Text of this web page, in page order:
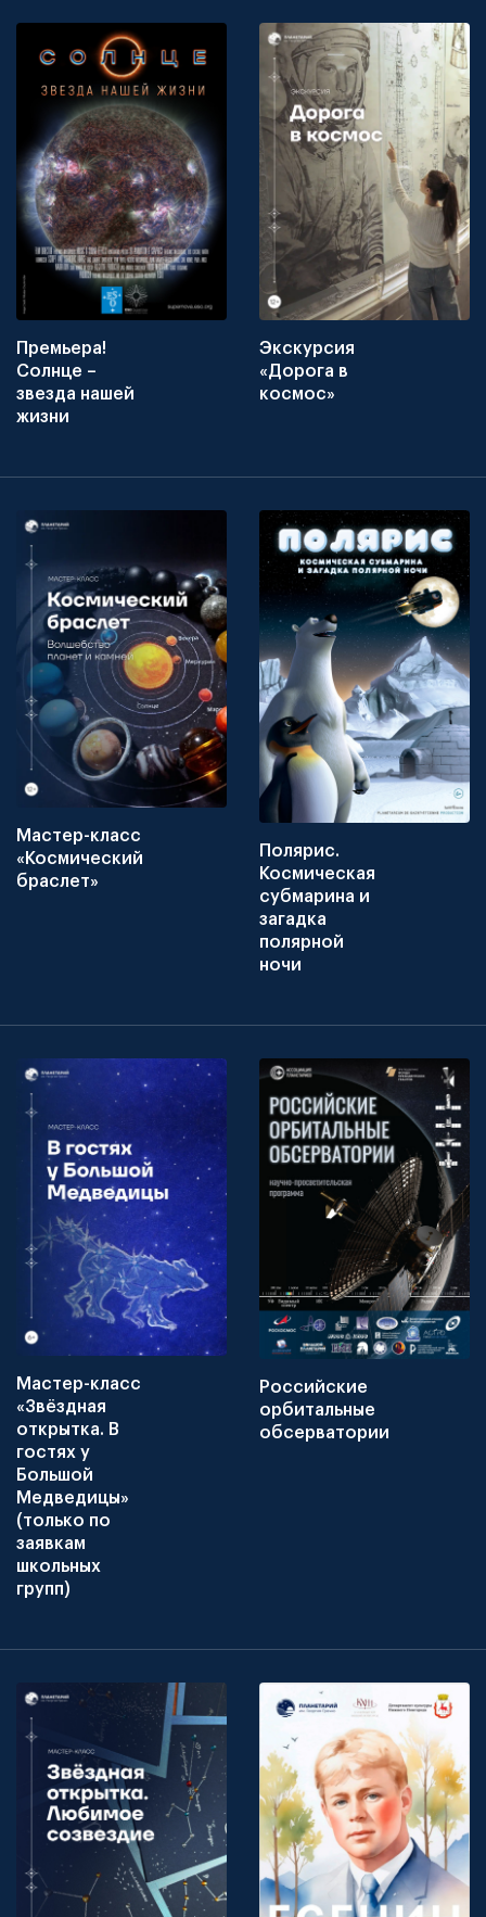
Премьера!
Солнце –
звезда нашей
жизни
Экскурсия
«Дорога в
космос»
Мастер-класс
«Космический
браслет»
Полярис.
Космическая
субмарина и
загадка
полярной
ночи
Мастер-класс
«Звёздная
открытка. В
гостях у
Большой
Медведицы»
(только по
заявкам
школьных
групп)
Российские
орбитальные
обсерватории